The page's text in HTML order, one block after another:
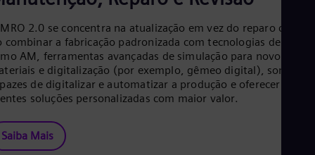
2.0 se concentra na atualização em vez do reparo
combinar a fabricação padronizada com tecnologias de
AM, ferramentas avançadas de simulação para novos
e digitalização (por exemplo, gêmeo digital), somos
de digitalizar e automatizar a produção e oferecer aos
soluções personalizadas com maior valor.
Saiba Mais